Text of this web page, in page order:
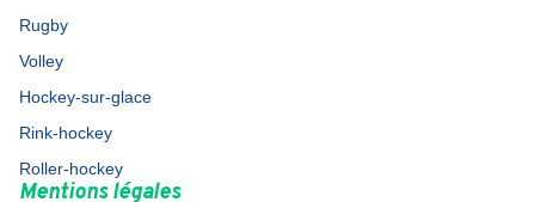
Rugby
Volley
Hockey-sur-glace
Rink-hockey
Roller-hockey
Mentions légales